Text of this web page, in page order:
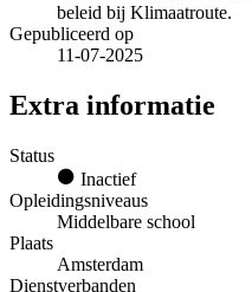
beleid bij Klimaatroute.
Gepubliceerd op
11-07-2025
Extra informatie
Status
Inactief
Opleidingsniveaus
Middelbare school
Plaats
Amsterdam
Dienstverbanden